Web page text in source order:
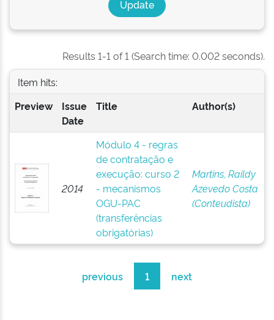
Results 1-1 of 1 (Search time: 0.002 seconds).
Item hits:
Preview
Issue
Date
Title Author(s)
2014
Módulo 4 - regras
de contratação e
execução: curso 2
- mecanismos
OGU-PAC
(transferências
obrigatórias)
Martins, Raildy
Azevedo Costa
(Conteudista)
previous 1 next